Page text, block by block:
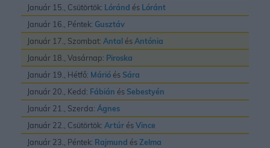
Január 15., Csütörtök: Lóránd és Lóránt
Január 16., Péntek: Gusztáv
Január 17., Szombat: Antal ésAntónia
Január 18., Vasárnap: Piroska
Január 19., Hétfő: Márió és Sára
Január 20., Kedd: Fábián és Sebestyén
Január 21., Szerda: Ágnes
Január 22., Csütörtök: Artúr ésVince
Január 23., Péntek: Rajmund ésZelma